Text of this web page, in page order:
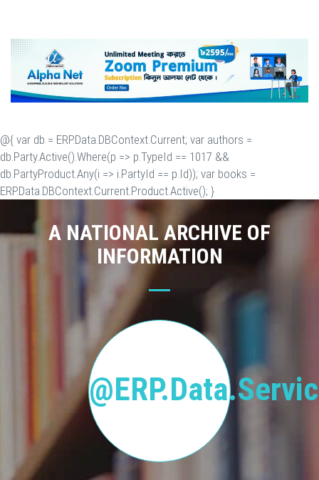
@{ var db = ERP.Data.DBContext.Current; var authors =
db.Party.Active().Where(p => p.TypeId == 1017 &&
db.PartyProduct.Any(i => i.PartyId == p.Id)); var books =
ERP.Data.DBContext.Current.Product.Active(); }
A NATIONAL ARCHIVE OF
INFORMATION